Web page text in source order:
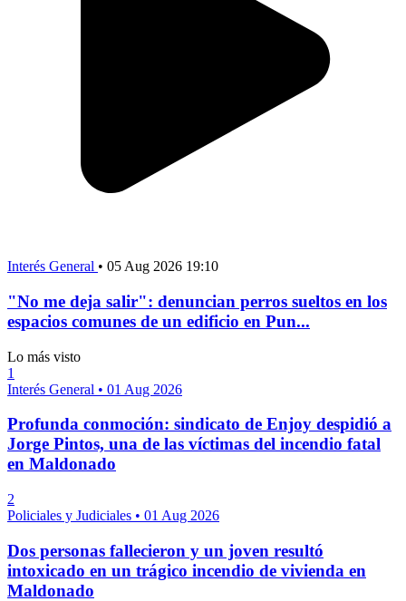
Interés General • 05 Aug 2026 19:10
"No me deja salir": denuncian perros sueltos en los
espacios comunes de un edificio en Pun...
Lo más visto
1
Interés General • 01 Aug 2026
Profunda conmoción: sindicato de Enjoy despidió a
Jorge Pintos, una de las víctimas del incendio fatal
en Maldonado
2
Policiales y Judiciales • 01 Aug 2026
Dos personas fallecieron y un joven resultó
intoxicado en un trágico incendio de vivienda en
Maldonado